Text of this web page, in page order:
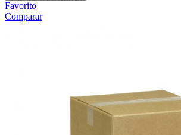
Favorito
Comparar